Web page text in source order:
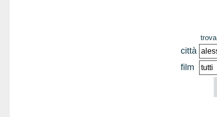
città
film